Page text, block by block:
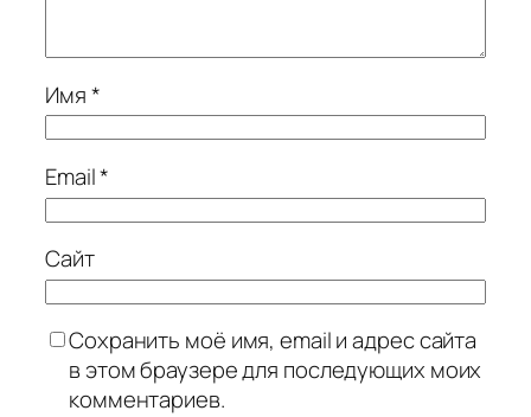
Имя*
Email*
Сайт
Сохранить моё имя, email и адрес сайта
в этом браузере для последующих моих
комментариев.